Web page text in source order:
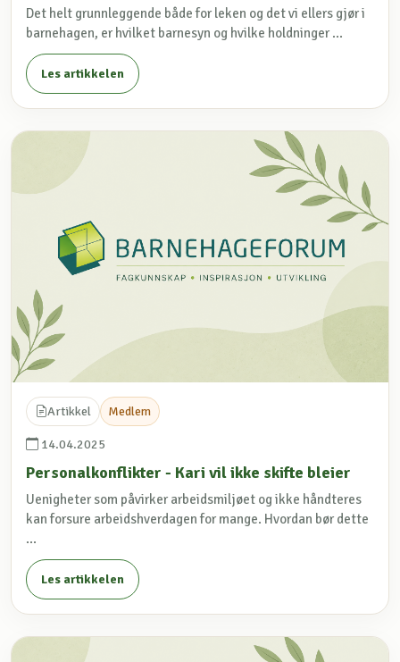
Det helt grunnleggende både for leken og det vi ellers gjør i
barnehagen, er hvilket barnesyn og hvilke holdninger ...
Les artikkelen
Artikkel Medlem
14.04.2025
Personalkonflikter - Kari vil ikke skifte bleier
Uenigheter som påvirker arbeidsmiljøet og ikke håndteres
kan forsure arbeidshverdagen for mange. Hvordan bør dette
...
Les artikkelen